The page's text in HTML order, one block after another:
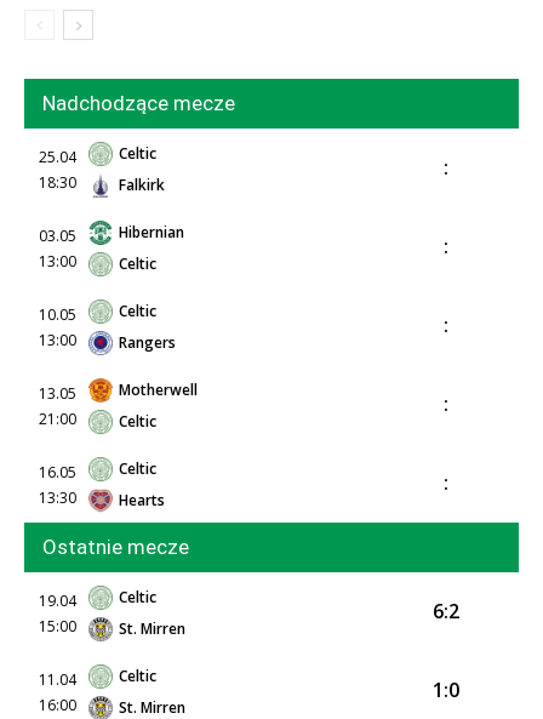
Nadchodzące mecze
25.04
18:30
Celtic
Falkirk
:
03.05
13:00
Hibernian
Celtic
:
10.05
13:00
Celtic
Rangers
:
13.05
21:00
Motherwell
Celtic
:
16.05
13:30
Celtic
Hearts
:
Ostatnie mecze
19.04
15:00
Celtic
St. Mirren
6:2
11.04
16:00
Celtic
St. Mirren
1:0